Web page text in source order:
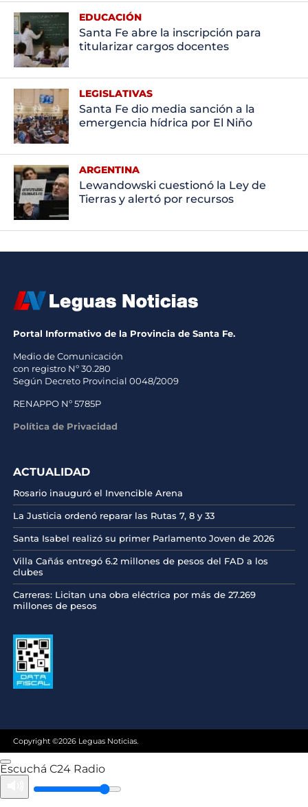
EDUCACIÓN
Santa Fe abre la inscripción para
titularizar cargos docentes
LEGISLATIVAS
Santa Fe dio media sanción a la
emergencia hídrica por El Niño
ARGENTINA
Lewandowski cuestionó la Ley de
Tierras y alertó por recursos
Portal Informativo de la Provincia de Santa Fe.
Medio de Comunicación
con registro Nº 30.280
Según Decreto Provincial 0048/2009
RENAPPO Nº 5785P
Política de Privacidad
ACTUALIDAD
Rosario inauguró el Invencible Arena
La Justicia ordenó reparar las Rutas 7, 8 y 33
Santa Isabel realizó su primer Parlamento Joven de 2026
Villa Cañás entregó 6.2 millones de pesos del FAD a los
clubes
Carreras: Licitan una obra eléctrica por más de 27.269
millones de pesos
Copyright ©2026 Leguas Noticias.
Escuchá C24 Radio